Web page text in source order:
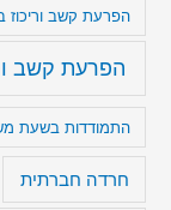
הפרעת קשב וריכוז
הפרעת קשב
התמודדות בשעת
חרדה חברתית